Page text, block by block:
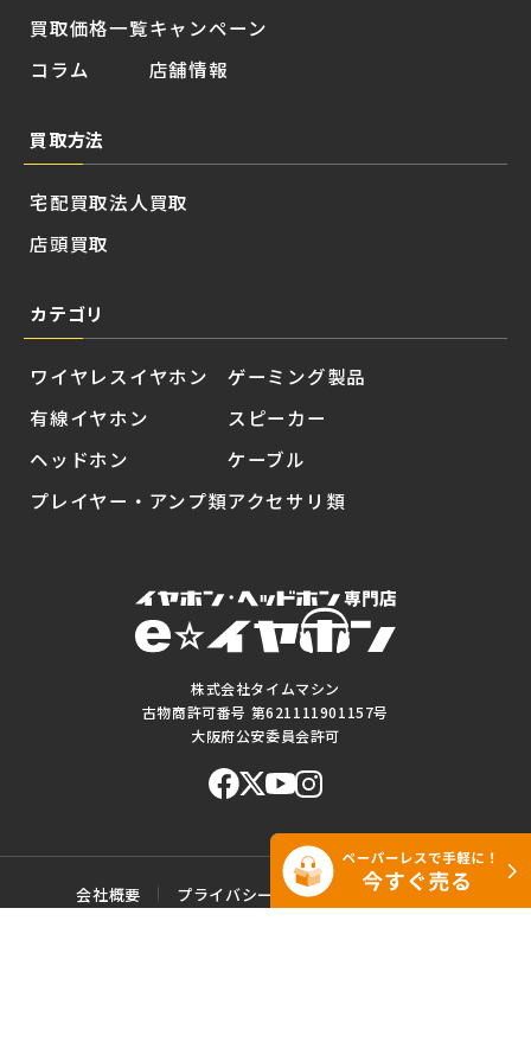
株式会社タイムマシン
古物商許可番号 第621111901157号
大阪府公安委員会許可
買取価格一覧
コラム
キャンペーン
店舗情報
買取方法
宅配買取
店頭買取
法人買取
カテゴリ
ワイヤレスイヤホン
有線イヤホン
ヘッドホン
プレイヤー・アンプ類
ゲーミング製品
スピーカー
ケーブル
アクセサリ類
会社概要 プライバシーポリシー
ご利用規約